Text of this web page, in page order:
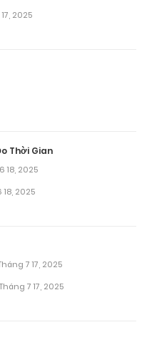
2025
Thời Gian
18, 2025
2025
7 17, 2025
Tháng 7 17, 2025